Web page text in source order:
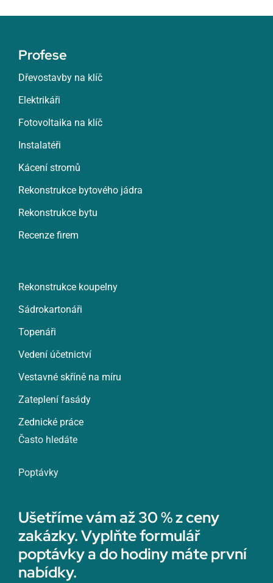
Profese
Dřevostavby na klíč
Elektrikáři
Fotovoltaika na klíč
Instalatéři
Kácení stromů
Rekonstrukce bytového jádra
Rekonstrukce bytu
Recenze firem
Rekonstrukce koupelny
Sádrokartonáři
Topenáři
Vedení účetnictví
Vestavné skříně na míru
Zateplení fasády
Zednické práce
Často hledáte
Poptávky
Ušetříme vám až 30 % z ceny
zakázky. Vyplňte formulář
poptávky a do hodiny máte první
nabídky.